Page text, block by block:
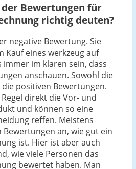
Bewertungen für
richtig deuten?
negative Bewertung. Sie
Kauf eines werkzeug auf
im klaren sein, dass
anschauen. Sowohl die
positiven Bewertungen.
direkt die Vor- und
und können so eine
reffen. Meistens
an, wie gut ein
ist. Hier ist aber auch
wie viele Personen das
bewertet haben. Man